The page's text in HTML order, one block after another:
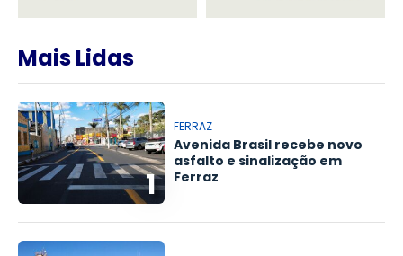
Mais Lidas
1
FERRAZ
Avenida Brasil recebe novo
asfalto e sinalização em
Ferraz